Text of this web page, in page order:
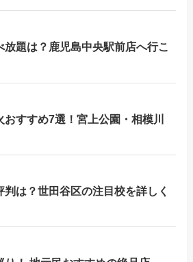
題は？鹿児島中央駅前店へ行こ
すすめ7選！宮上公園・相模川
は？世田谷区の注目校を詳しく